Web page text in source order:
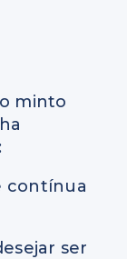
minto
contínua
ser